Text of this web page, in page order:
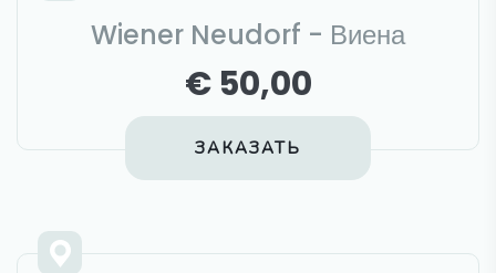
Wiener Neudorf - Виена
€ 50,00
ЗАКАЗАТЬ